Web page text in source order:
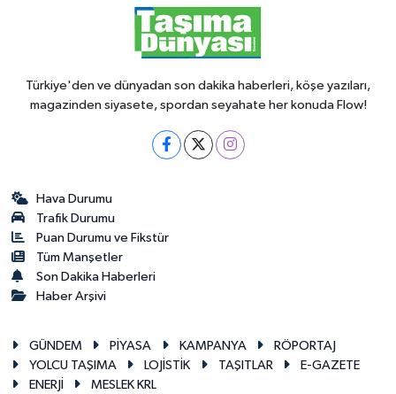
Türkiye'den ve dünyadan son dakika haberleri, köşe yazıları,
magazinden siyasete, spordan seyahate her konuda Flow!
Hava Durumu
Trafik Durumu
Puan Durumu ve Fikstür
Tüm Manşetler
Son Dakika Haberleri
Haber Arşivi
GÜNDEM PİYASA KAMPANYA
RÖPORTAJ
YOLCU TAŞIMA
LOJİSTİK TAŞITLAR
E-GAZETE
ENERJİ
MESLEK KRL